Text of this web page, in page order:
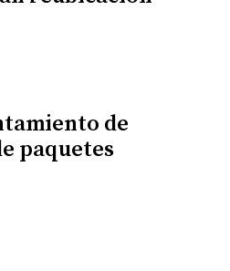
de
paquetes